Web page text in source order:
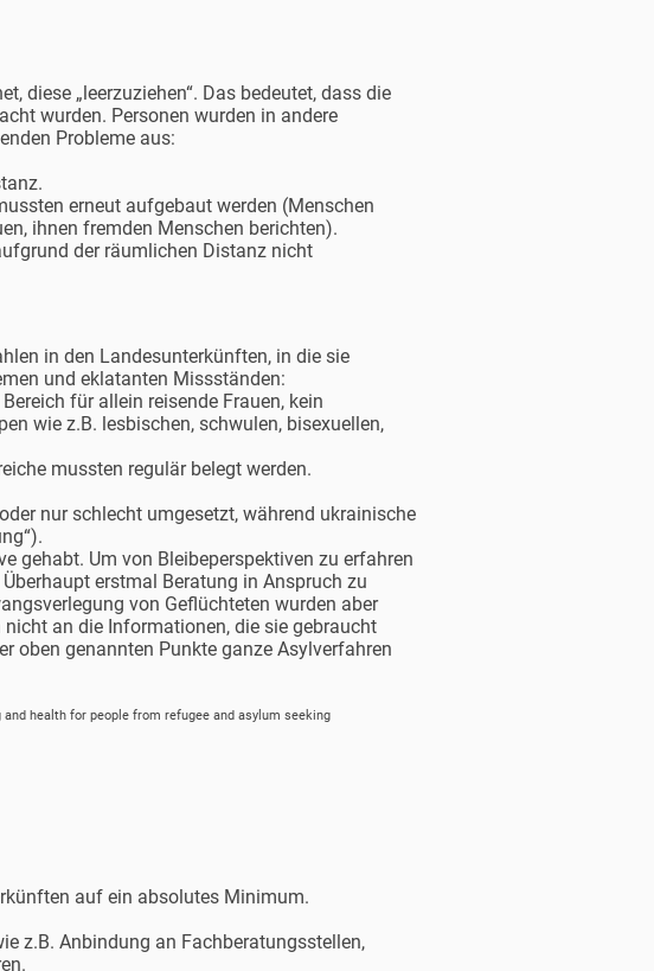
diese „leerzuziehen“. Das bedeutet, dass die
wurden. Personen wurden in andere
Probleme aus:
erneut aufgebaut werden (Menschen
ihnen fremden Menschen berichten).
der räumlichen Distanz nicht
in den Landesunterkünften, in die sie
und eklatanten Missständen:
für allein reisende Frauen, kein
wie z.B. lesbischen, schwulen, bisexuellen,
mussten regulär belegt werden.
nur schlecht umgesetzt, während ukrainische
gehabt. Um von Bleibeperspektiven zu erfahren
erstmal Beratung in Anspruch zu
von Geflüchteten wurden aber
an die Informationen, die sie gebraucht
oben genannten Punkte ganze Asylverfahren
health for people from refugee and asylum seeking
auf ein absolutes Minimum.
z.B. Anbindung an Fachberatungsstellen,